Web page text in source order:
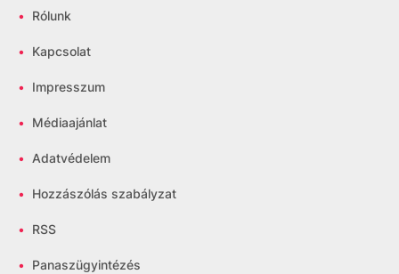
• Rólunk
• Kapcsolat
• Impresszum
• Médiaajánlat
• Adatvédelem
• Hozzászólás szabályzat
• RSS
• Panaszügyintézés